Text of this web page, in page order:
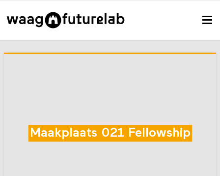
Maakplaats 021 Fellowship